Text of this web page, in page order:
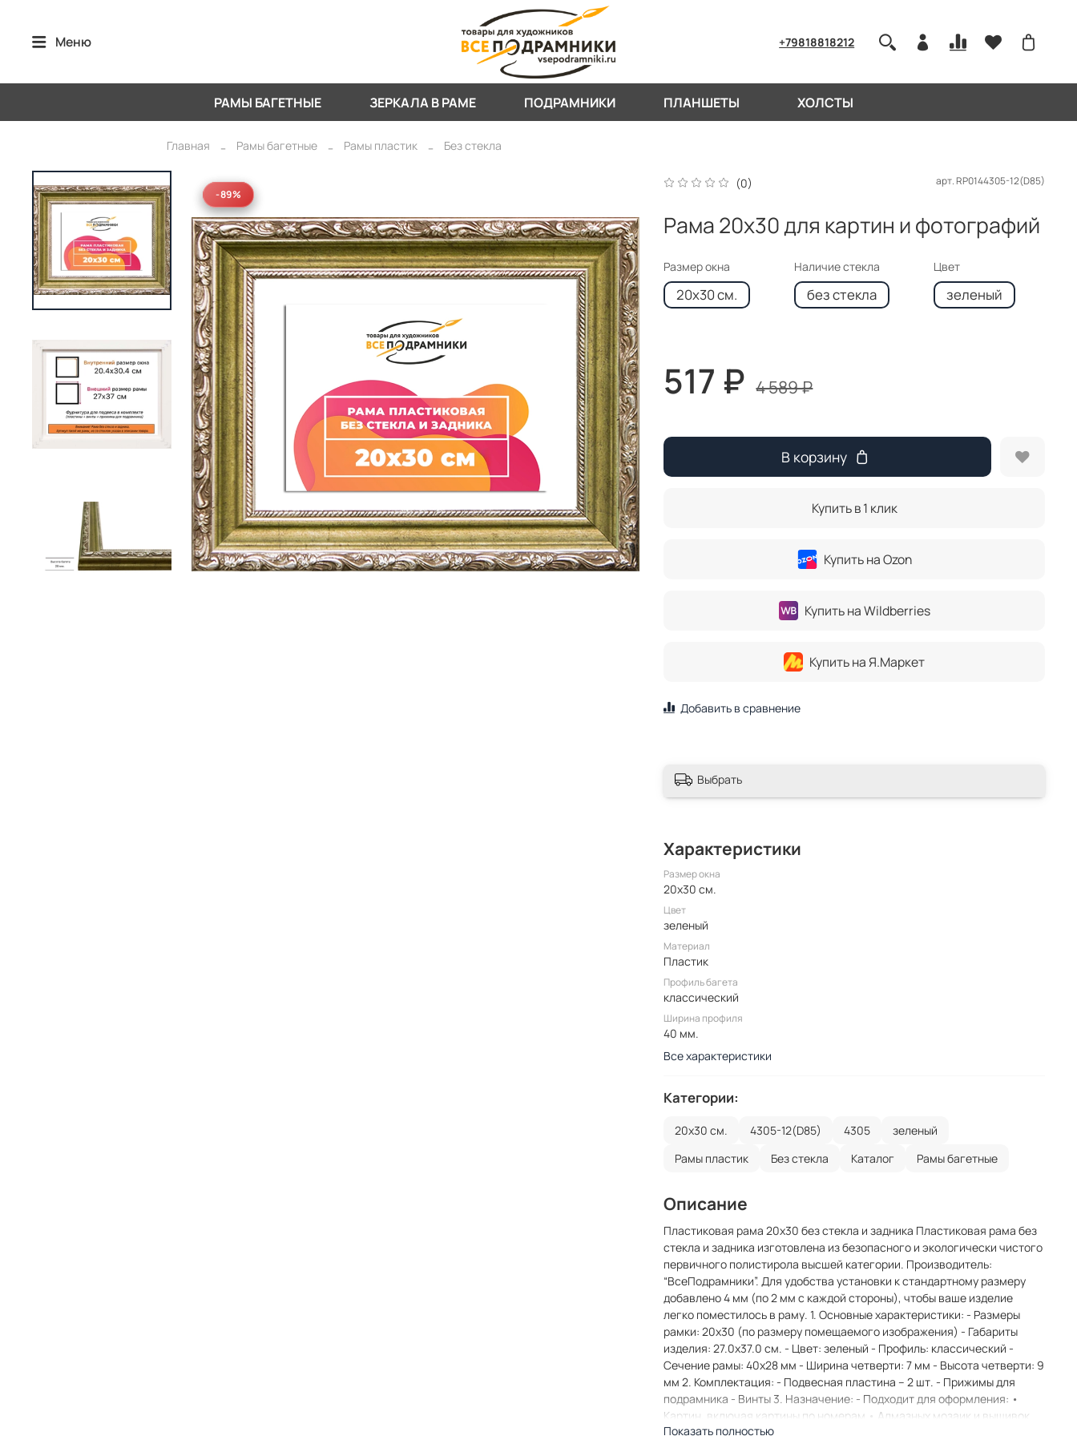
Меню +79818818212
РАМЫ БАГЕТНЫЕ ЗЕРКАЛА В РАМЕ ПОДРАМНИКИ ПЛАНШЕТЫ ХОЛСТЫ
Главная Рамы багетные Рамы пластик Без стекла
-89%
-89%
(0) арт.RP0144305-12(D85)
Рама 20x30 для картин и фотографий
Размер окна
20x30 см.
Наличие стекла
без стекла
Цвет
зеленый
517 ₽ 4 589 ₽
В корзину
Купить в 1 клик
Купить на Ozon
Купить на Wildberries
Купить на Я.Маркет
Добавить в сравнение
Выбрать
Характеристики
Размер окна
20x30 см.
Цвет
зеленый
Материал
Пластик
Профиль багета
классический
Ширина профиля
40 мм.
Все характеристики
Категории:
20x30 см. 4305-12(D85) 4305
зеленый
Рамы пластик
Без стекла Каталог Рамы багетные
Описание
Пластиковая рама 20x30 без стекла и задника Пластиковая рама без
стекла и задника изготовлена из безопасного и экологически чистого
первичного полистирола высшей категории. Производитель:
“ВсеПодрамники”. Для удобства установки к стандартному размеру
добавлено 4 мм (по 2 мм с каждой стороны), чтобы ваше изделие
легко поместилось в раму. 1. Основные характеристики: - Размеры
рамки: 20x30 (по размеру помещаемого изображения) - Габариты
изделия: 27.0x37.0 см. - Цвет: зеленый - Профиль: классический -
Сечение рамы: 40x28 мм - Ширина четверти: 7 мм - Высота четверти: 9
мм 2. Комплектация: - Подвесная пластина – 2 шт. - Прижимы для
подрамника - Винты 3. Назначение: - Подходит для оформления: •
Картин, включая картины по номерам • Алмазных мозаик и вышивок
крестом • Постеров, фотографий, икон • Паспарту, зеркал • Вышивки
Показать полностью